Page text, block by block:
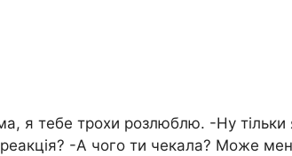
я тебе трохи розлюблю. -Ну тільки
-А чого ти чекала? Може